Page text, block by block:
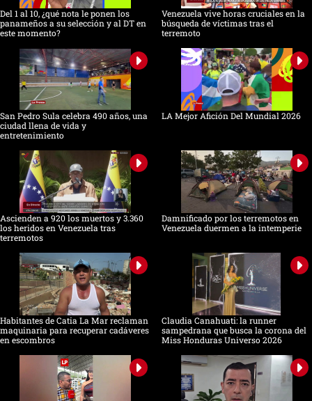
Del 1 al 10, ¿qué nota le ponen los
panameños a su selección y al DT en
este momento?
Venezuela vive horas cruciales en la
búsqueda de víctimas tras el
terremoto
San Pedro Sula celebra 490 años, una
ciudad llena de vida y
entretenimiento
LA Mejor Afición Del Mundial 2026
Ascienden a 920 los muertos y 3.360
los heridos en Venezuela tras
terremotos
Damnificado por los terremotos en
Venezuela duermen a la intemperie
Habitantes de Catia La Mar reclaman
maquinaria para recuperar cadáveres
en escombros
Claudia Canahuati: la runner
sampedrana que busca la corona del
Miss Honduras Universo 2026